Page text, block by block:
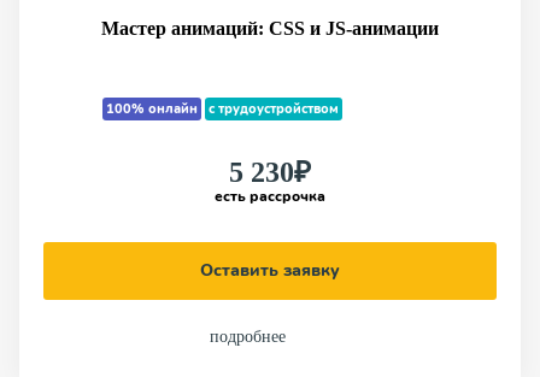
Мастер анимаций: CSS и JS-анимации
100% онлайн с трудоустройством
5 230₽
есть рассрочка
Оставить заявку
подробнее